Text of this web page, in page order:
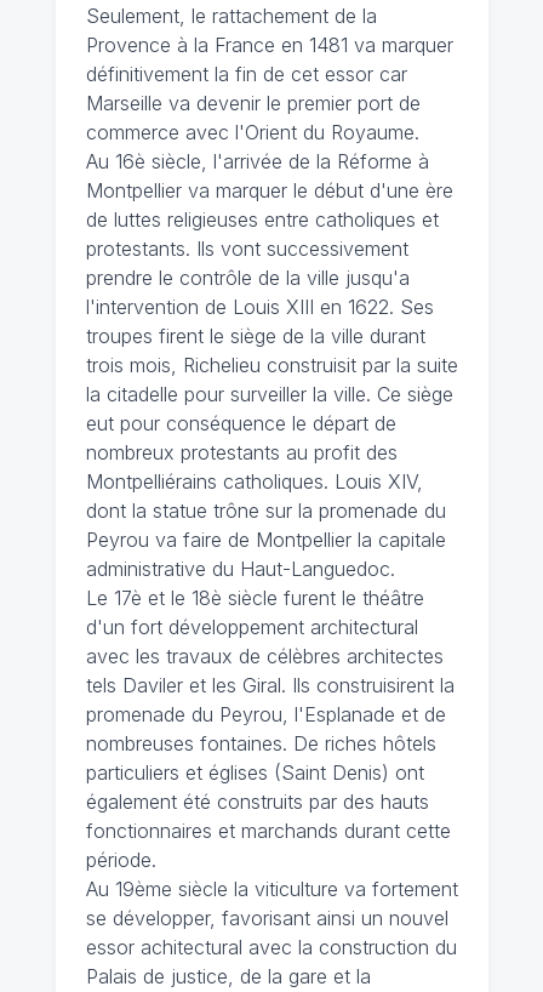
Seulement, le rattachement de la
Provence à la France en 1481 va marquer
définitivement la fin de cet essor car
Marseille va devenir le premier port de
commerce avec l'Orient du Royaume.
Au 16è siècle, l'arrivée de la Réforme à
Montpellier va marquer le début d'une ère
de luttes religieuses entre catholiques et
protestants. Ils vont successivement
prendre le contrôle de la ville jusqu'a
l'intervention de Louis XIII en 1622. Ses
troupes firent le siège de la ville durant
trois mois, Richelieu construisit par la suite
la citadelle pour surveiller la ville. Ce siège
eut pour conséquence le départ de
nombreux protestants au profit des
Montpelliérains catholiques. Louis XIV,
dont la statue trône sur la promenade du
Peyrou va faire de Montpellier la capitale
administrative du Haut-Languedoc.
Le 17è et le 18è siècle furent le théâtre
d'un fort développement architectural
avec les travaux de célèbres architectes
tels Daviler et les Giral. Ils construisirent la
promenade du Peyrou, l'Esplanade et de
nombreuses fontaines. De riches hôtels
particuliers et églises (Saint Denis) ont
également été construits par des hauts
fonctionnaires et marchands durant cette
période.
Au 19ème siècle la viticulture va fortement
se développer, favorisant ainsi un nouvel
essor achitectural avec la construction du
Palais de justice, de la gare et la